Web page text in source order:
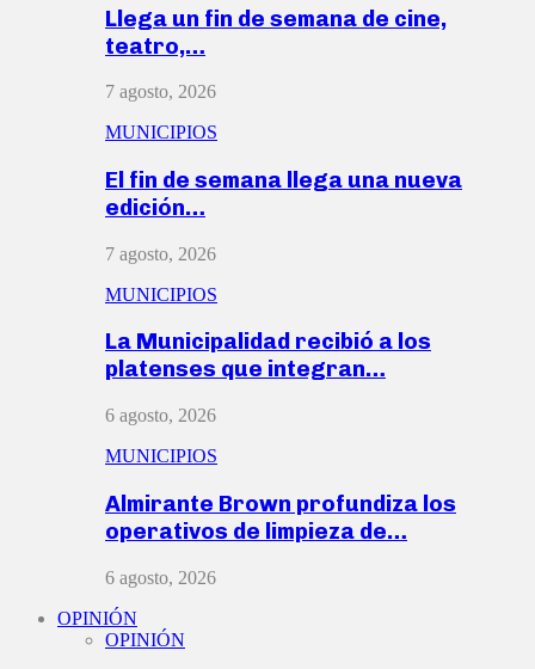
Llega un fin de semana de cine,
teatro,…
7 agosto, 2026
MUNICIPIOS
El fin de semana llega una nueva
edición…
7 agosto, 2026
MUNICIPIOS
La Municipalidad recibió a los
platenses que integran…
6 agosto, 2026
MUNICIPIOS
Almirante Brown profundiza los
operativos de limpieza de…
6 agosto, 2026
OPINIÓN
OPINIÓN